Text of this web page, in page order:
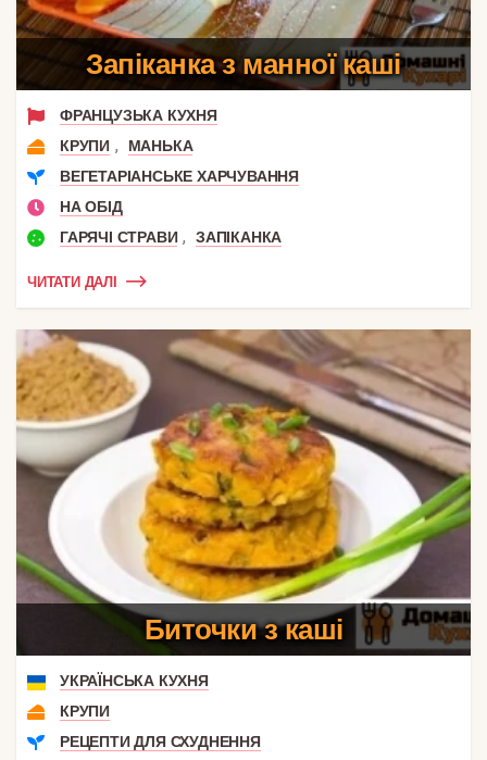
Запіканка з манної каші
ФРАНЦУЗЬКА КУХНЯ
КРУПИ ,
МАНЬКА
ВЕГЕТАРІАНСЬКЕ ХАРЧУВАННЯ
НА ОБІД
ГАРЯЧІ СТРАВИ , ЗАПІКАНКА
ЧИТАТИ ДАЛІ
Биточки з каші
УКРАЇНСЬКА КУХНЯ
КРУПИ
РЕЦЕПТИ ДЛЯ СХУДНЕННЯ